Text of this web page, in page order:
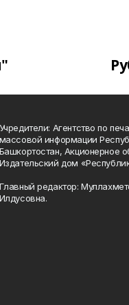
Учредители: Агентство по
массовой информации
Башкортостан, Акционерное
Издательский дом
Главный редактор:
Илдусовна.